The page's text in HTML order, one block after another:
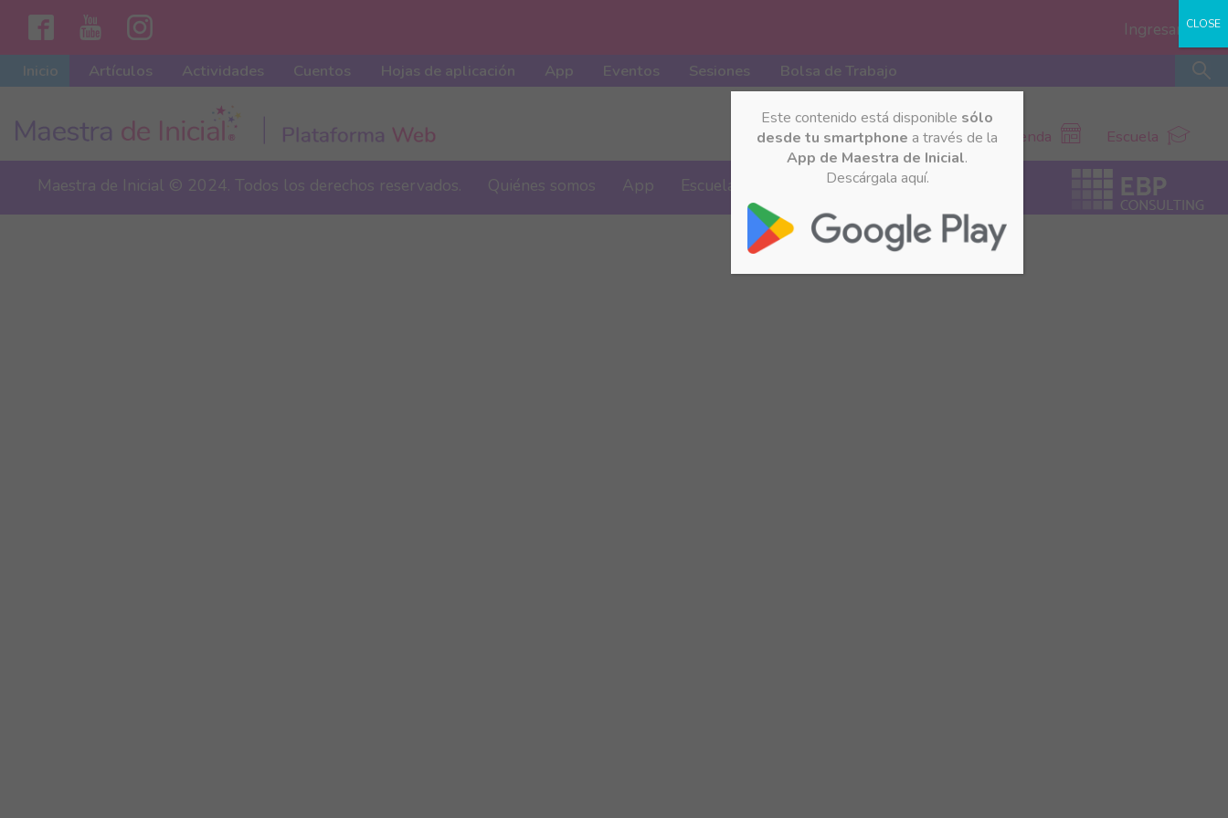
Ingresar
Inicio
Artículos Actividades Cuentos Hojas de aplicación App Eventos Sesiones Bolsa de Trabajo
Tienda Escuela
Este contenido está disponible sólo
desde tu smartphone a través de la
App de Maestra de Inicial.
Descárgala aquí.
CLOSE
Maestra de Inicial © 2024. Todos los derechos reservados. Quiénes somos App Escuela